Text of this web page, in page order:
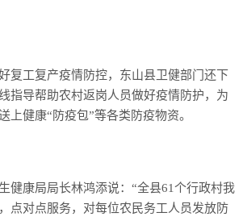
工复产疫情防控，东山县卫健部门还下
指导帮助农村返岗人员做好疫情防护，为
上健康“防疫包”等各类防疫物资。
康局局长林鸿添说：“全县61个行政村我
点对点服务，对每位农民务工人员发放防